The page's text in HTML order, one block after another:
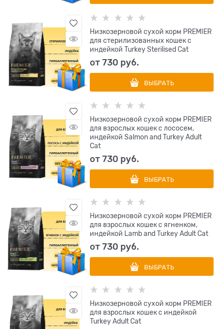
Низкозерновой сухой корм PREMIER
для стерилизованных кошек с
индейкой Turkey Sterilised Cat
от730 руб.
ВЫБРАТЬ
Низкозерновой сухой корм PREMIER
для взрослых кошек с лососем,
индейкой Salmon and Turkey Adult
Cat
от730 руб.
ВЫБРАТЬ
Низкозерновой сухой корм PREMIER
для взрослых кошек с ягненком,
индейкой Lamb and Turkey Adult Cat
от730 руб.
ВЫБРАТЬ
Низкозерновой сухой корм PREMIER
для взрослых кошек с индейкой
Turkey Adult Cat